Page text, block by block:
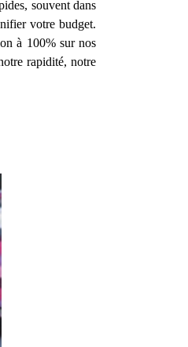
souvent dans
votre budget.
à 100% sur nos
rapidité, notre